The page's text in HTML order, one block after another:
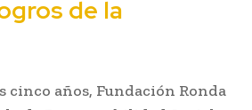
de la
cinco años, Fundación Ronda